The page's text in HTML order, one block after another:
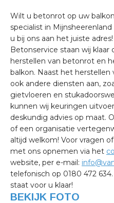
Wilt u betonrot op uw
specialist in
u bij ons aan het juiste
Betonservice staan wij
herstellen van betonrot en
balkon. Naast het
ook andere diensten aan,
gietvloeren en
kunnen wij keuringen
deskundig advies op maat.
of een organisatie
altijd welkom! Voor vragen
met ons opnemen via het
website, per e-mail:
telefonisch op 0180 472
staat voor u klaar!
BEKIJK FOTO